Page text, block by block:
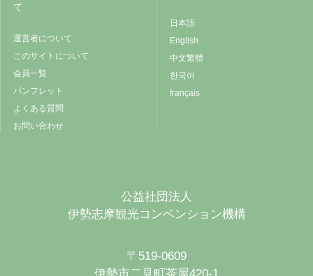
て
運営者について
このサイトについて
会員一覧
パンフレット
よくある質問
お問い合わせ
日本語
English
中文繁體
한국어
français
公益社団法人
伊勢志摩観光コンベンション機構
〒519-0609